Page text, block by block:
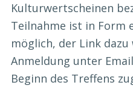
Kulturwertscheinen
Teilnahme ist in Form
möglich, der Link
Anmeldung unter
Beginn des Treffens